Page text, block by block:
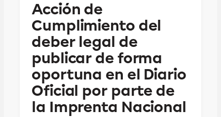
Acción de
Cumplimiento del
deber legal de
publicar de forma
oportuna en el Diario
Oficial por parte de
la Imprenta Nacional